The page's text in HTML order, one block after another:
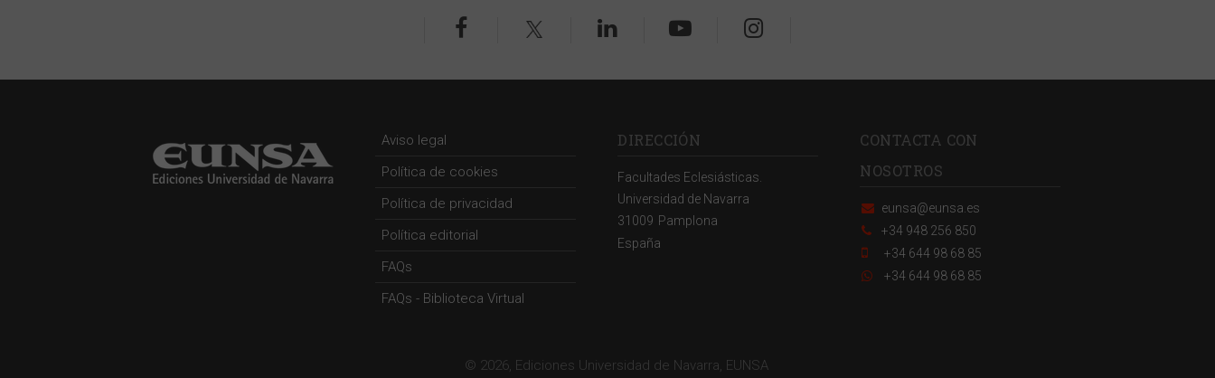
Aviso legal
Política de cookies
Política de privacidad
Política editorial
FAQs
FAQs - Biblioteca Virtual
DIRECCIÓN
Facultades Eclesiásticas.
Universidad de Navarra
31009 Pamplona
España
CONTACTA CON
NOSOTROS
eunsa@eunsa.es
+34 948 256 850
+34 644 98 68 85
+34 644 98 68 85
© 2026, Ediciones Universidad de Navarra, EUNSA